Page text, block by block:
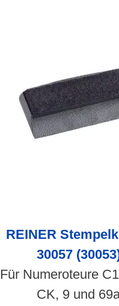
REINER
30057
Für Numeroteure
CK, 9 und